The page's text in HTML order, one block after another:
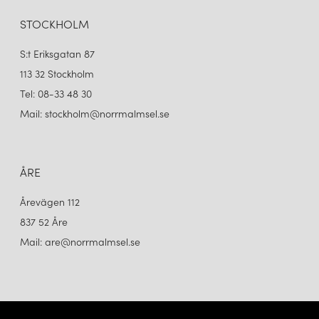
STOCKHOLM
S:t Eriksgatan 87
113 32 Stockholm
Tel: 08-33 48 30
Mail: stockholm@norrmalmsel.se
ÅRE
Årevägen 112
837 52 Åre
Mail: are@norrmalmsel.se